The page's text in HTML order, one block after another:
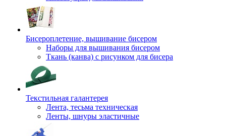
Бисероплетение, вышивание бисером
Наборы для вышивания бисером
Ткань (канва) с рисунком для бисера
Текстильная галантерея
Лента, тесьма техническая
Ленты, шнуры эластичные